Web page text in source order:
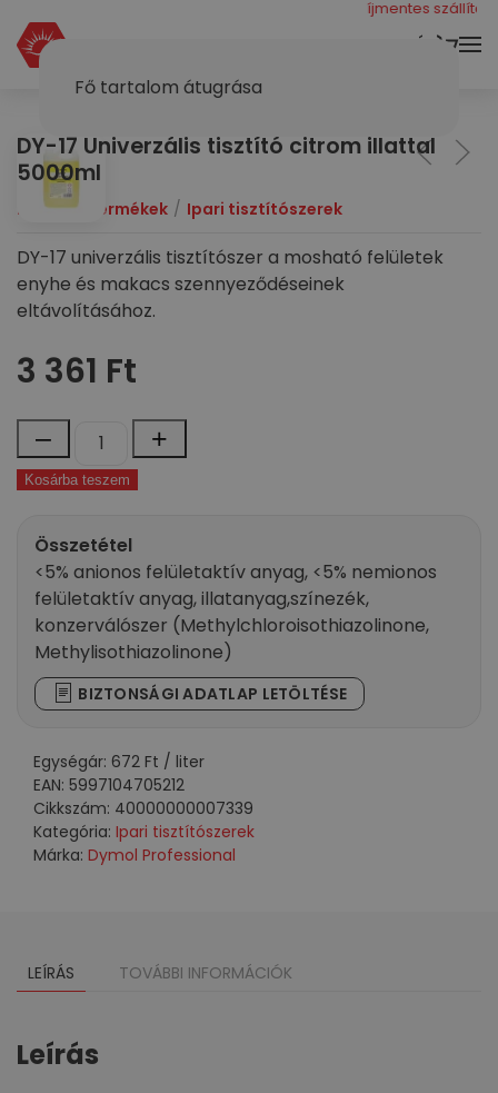
Fő tartalom átugrása
KOSÁR
még 40000 ft a díjmentes szállításhoz
DY-17 Univerzális tisztító citrom illattal
5000ml
Dymol Termékek Ipari tisztítószerek
DY-17 univerzális tisztítószer a mosható felületek
enyhe és makacs szennyeződéseinek
eltávolításához.
3 361 Ft
–
DY-
Univerzális
citrom
illattal
5000ml
mennyiség
+
Kosárba teszem
Összetétel
<5% anionos felületaktív anyag, <5% nemionos
felületaktív anyag, illatanyag,színezék,
konzerválószer (Methylchloroisothiazolinone,
Methylisothiazolinone)
BIZTONSÁGI ADATLAP LETÖLTÉSE
Egységár: 672 Ft / liter
EAN: 5997104705212
Cikkszám: 40000000007339
Kategória: Ipari tisztítószerek
Márka: Dymol Professional
LEÍRÁS TOVÁBBI INFORMÁCIÓK
Leírás